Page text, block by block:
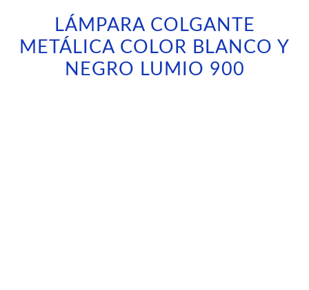
LÁMPARA COLGANTE
METÁLICA COLOR BLANCO Y
NEGRO LUMIO 900